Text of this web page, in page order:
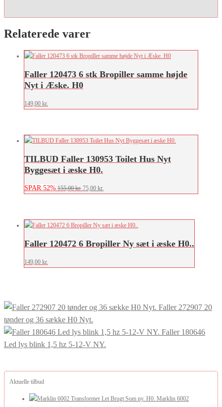
Relaterede varer
Faller 120473 6 stk Bropiller samme højde
Nyt i Æske. H0
149,00 kr.
TILBUD Faller 130953 Toilet Hus Nyt
Byggesæt i æske H0.
SPAR 52% 155,00kr. Den
var:
155,00 kr..
75,00 kr.
er:
Faller 120472 6 Bropiller Ny sæt i æske H0..
149,00 kr.
Faller 272907 20
tønder og 36 sække H0 Nyt.
Faller 180646
Led lys blink 1,5 hz 5-12-V NY.
Aktuelle tilbud
Marklin 6002